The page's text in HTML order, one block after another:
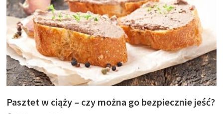
Pasztet w ciąży – czy można go bezpiecznie jeść?